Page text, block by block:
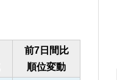
前7日間比
順位変動